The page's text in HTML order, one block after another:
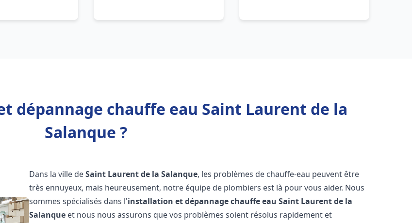
dépannage chauffe eau Saint Laurent de la
Salanque ?
Dans la ville deSaint Laurent de la Salanque, les problèmes de chauffe-eau peuvent être
très ennuyeux, mais heureusement, notre équipe de plombiers est là pour vous aider. Nous
sommes spécialisés dans l'installation et dépannage chauffe eau Saint Laurent de la
Salanque et nous nous assurons que vos problèmes soient résolus rapidement et